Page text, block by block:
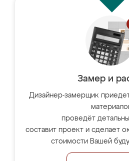
Замер и
Дизайнер-замерщик
проведёт
составит проект и сделает
стоимости Вашей